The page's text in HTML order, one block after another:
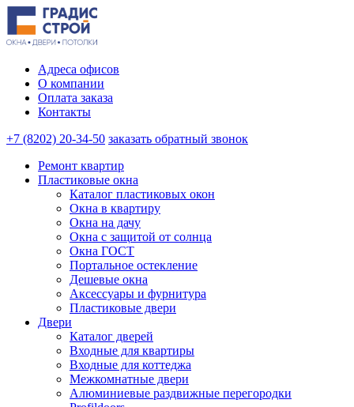
Адреса офисов
О компании
Оплата заказа
Контакты
+7 (8202) 20-34-50 заказать обратный звонок
Ремонт квартир
Пластиковые окна
Каталог пластиковых окон
Окна в квартиру
Окна на дачу
Окна с защитой от солнца
Окна ГОСТ
Портальное остекление
Дешевые окна
Аксессуары и фурнитура
Пластиковые двери
Двери
Каталог дверей
Входные для квартиры
Входные для коттеджа
Межкомнатные двери
Алюминиевые раздвижные перегородки